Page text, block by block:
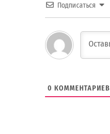
Подписаться
0 КОММЕНТАРИЕВ